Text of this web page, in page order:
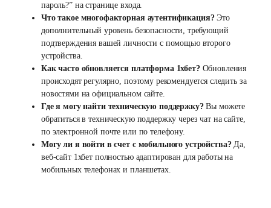
пароль?” на странице входа.
Что такое многофакторная аутентификация?Это
дополнительный уровень безопасности, требующий
подтверждения вашей личности с помощью второго
устройства.
Как часто обновляется платформа 1хбет?Обновления
происходят регулярно, поэтому рекомендуется следить за
новостями на официальном сайте.
Где я могу найти техническую поддержку?Вы можете
обратиться в техническую поддержку через чат на сайте,
по электронной почте или по телефону.
Могу ли я войти в счет с мобильного устройства?Да,
веб-сайт 1хбет полностью адаптирован для работы на
мобильных телефонах и планшетах.